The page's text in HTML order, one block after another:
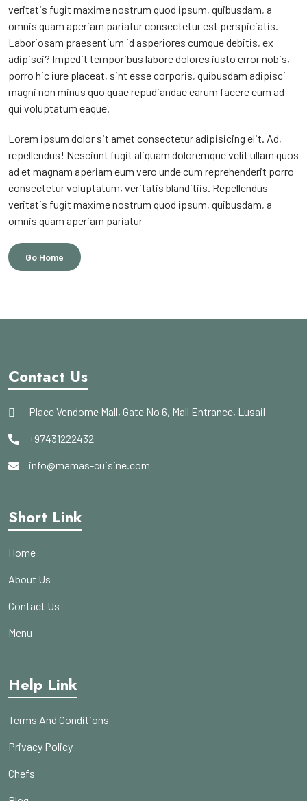
veritatis fugit maxime nostrum quod ipsum, quibusdam, a
omnis quam aperiam pariatur consectetur est perspiciatis.
Laboriosam praesentium id asperiores cumque debitis, ex
adipisci? Impedit temporibus labore dolores iusto error nobis,
porro hic iure placeat, sint esse corporis, quibusdam adipisci
magni non minus quo quae repudiandae earum facere eum ad
qui voluptatum eaque.
Lorem ipsum dolor sit amet consectetur adipisicing elit. Ad,
repellendus! Nesciunt fugit aliquam doloremque velit ullam quos
ad et magnam aperiam eum vero unde cum reprehenderit porro
consectetur voluptatum, veritatis blanditiis. Repellendus
veritatis fugit maxime nostrum quod ipsum, quibusdam, a
omnis quam aperiam pariatur
Go Home
Contact Us
Place Vendome Mall, Gate No 6, Mall Entrance, Lusail
+97431222432
info@mamas-cuisine.com
Short Link
Home
About Us
Contact Us
Menu
Help Link
Terms And Conditions
Privacy Policy
Chefs